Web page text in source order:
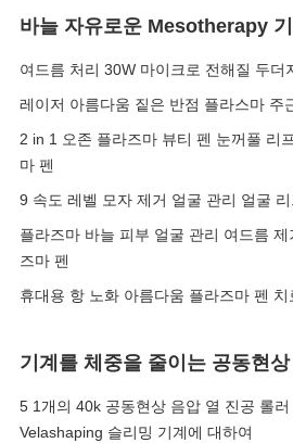
바늘 자유로운 Mesotherapy 기
여드름 처리 30W 마이크로 전해질 두더
레이저 아름다움 짙은 반점 플라스마 주
2 in 1 오존 플라즈마 뷰티 펜 눈꺼풀 리
마 펜
9 속도 레벨 모자 제거 얼굴 관리 얼굴
플라즈마 바늘 피부 얼굴 관리 여드름
즈마 펜
휴대용 항 노화 아름다움 플라즈마 펜
기계를 체중을 줄이는 공동현
5 1개의 40k 공동현상 음압 열 진공 롤
Velashaping 슬리밍 기계에 대하여